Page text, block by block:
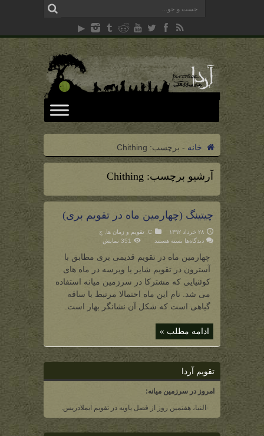
خانه - برچسب: Chithing
آرشیو برچسب: Chithing
چیتینگ (چهارمین ماه در تقویم بری)
۲۸ خرداد ۱۳۹۲ C تقویم و زمان ها
چ
دیدگاه‌ها برای
(چهارمین
ماه
تقویم
بری)
بسته هستند 351 نمایش
چهارمین ماه در تقویم قدیمی بری مطابق با
آسترون در تقویم شایر یا ویرسه در ماه های
کوئنیایی که مشترکا در سرزمین میانه استفاده
می شد. نام این ماه احتمالا مرتبط با ساقه
گیاهی است که شکل آن نشانگر بهار است.
ادامه مطلب »
تقویم آردا
امروز در سرزمین میانه:
-النیا، هفتمین روز از فصل یاویه در تقویم ایملادریس.